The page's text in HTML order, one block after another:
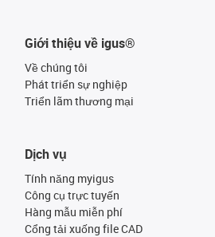
Giới thiệu về igus®
Về chúng tôi
Phát triển sự nghiệp
Triển lãm thương mại
Dịch vụ
Tính năng myigus
Công cụ trực tuyến
Hàng mẫu miễn phí
Cổng tải xuống file CAD